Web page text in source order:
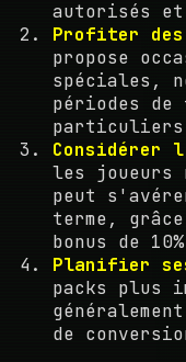
autorisés et
Profiter des
propose
spéciales,
périodes de
Considérer
les joueurs
peut
terme,
bonus de
Planifier
packs plus
de